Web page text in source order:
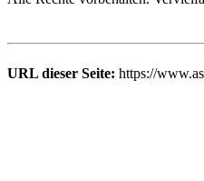
URL dieser Seite: https://